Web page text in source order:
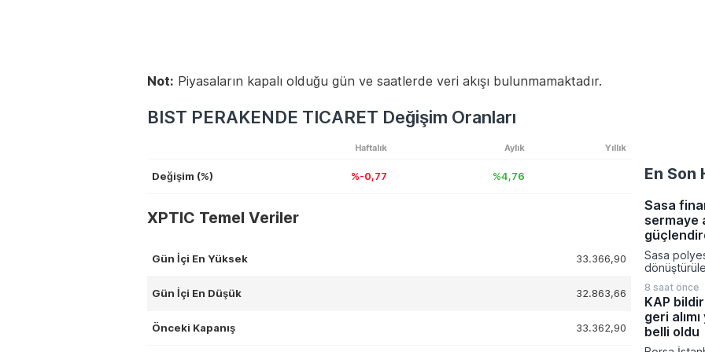
Not: Piyasaların kapalı olduğu gün ve saatlerde veri akışı bulunmamaktadır.
BIST PERAKENDE TICARET Değişim Oranları
Haftalık Aylık Yıllık
Değişim (%) %-0,77 %4,76
XPTIC Temel Veriler
Gün İçi En Yüksek 33.366,90
Gün İçi En Düşük 32.863,66
Önceki Kapanış 33.362,90
En Son
Sasa
sermaye
Sasa
tutarındaki
artırımı
işlemleriyle
Şirketin
işlem
8 saat önce
KAP
geri
belli oldu